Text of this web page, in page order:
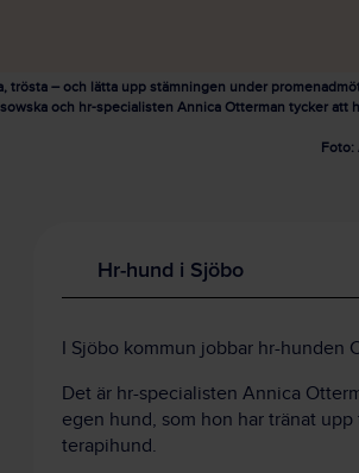
trösta – och lätta upp stämningen under
och hr-specialisten Annica Otterman tycker att
Foto:
Hr-hund i Sjöbo
I Sjöbo kommun jobbar hr-hunden
Det är hr-specialisten Annica
egen hund, som hon har tränat upp
terapihund.